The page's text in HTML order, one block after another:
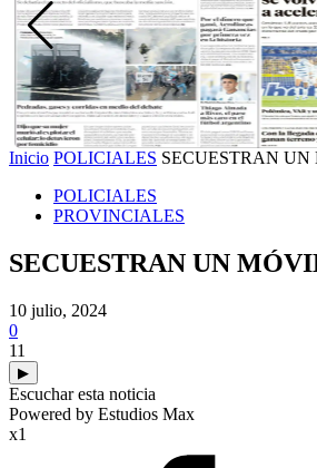
Inicio POLICIALES SECUESTRAN
POLICIALES
PROVINCIALES
SECUESTRAN UN
10 julio, 2024
0
11
▶
Escuchar esta noticia
Powered by Estudios Max
x1